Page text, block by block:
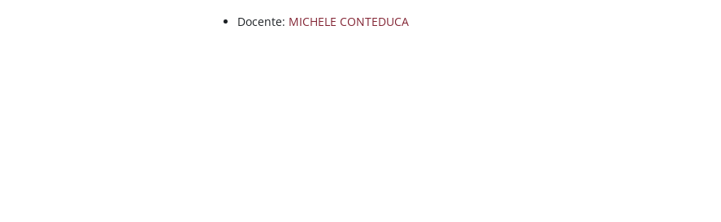
Docente: MICHELE CONTEDUCA